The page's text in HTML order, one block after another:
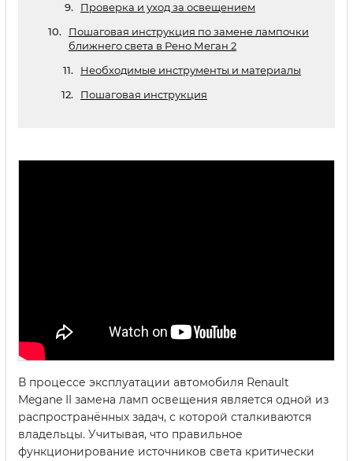
Проверка и уход за освещением
Пошаговая инструкция по замене лампочки
ближнего света в Рено Меган 2
Необходимые инструменты и материалы
Пошаговая инструкция
В процессе эксплуатации автомобиля Renault
Megane II замена ламп освещения является одной из
распространённых задач, с которой сталкиваются
владельцы. Учитывая, что правильное
функционирование источников света критически